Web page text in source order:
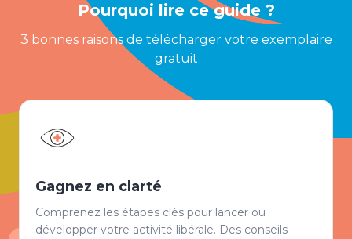
Pourquoi lire ce guide ?
3 bonnes raisons de télécharger votre exemplaire
gratuit
Gagnez en clarté
Comprenez les étapes clés pour lancer ou
développer votre activité libérale. Des conseils